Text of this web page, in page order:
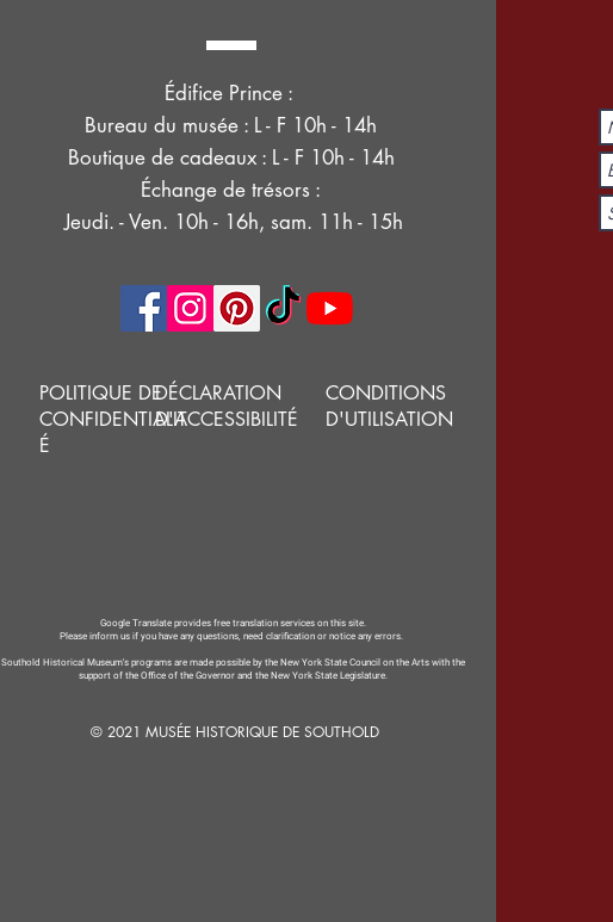
Édifice Prince :
Bureau du musée : L - F 10h - 14h
Boutique de cadeaux : L - F 10h - 14h
Échange de trésors :
Jeudi. - Ven. 10h - 16h, sam. 11h - 15h
POLITIQUE DE
CONFIDENTIALIT
É
DÉCLARATION
D'ACCESSIBILITÉ
CONDITIONS
D'UTILISATION
Google Translate provides free translation services on this site.
Please inform us if you have any questions, need clarification or notice any errors.
Southold Historical Museum's programs are made possible by the New York State Council on the Arts with the
support of the Office of the Governor and the New York State Legislature.
© 2021 MUSÉE HISTORIQUE DE SOUTHOLD